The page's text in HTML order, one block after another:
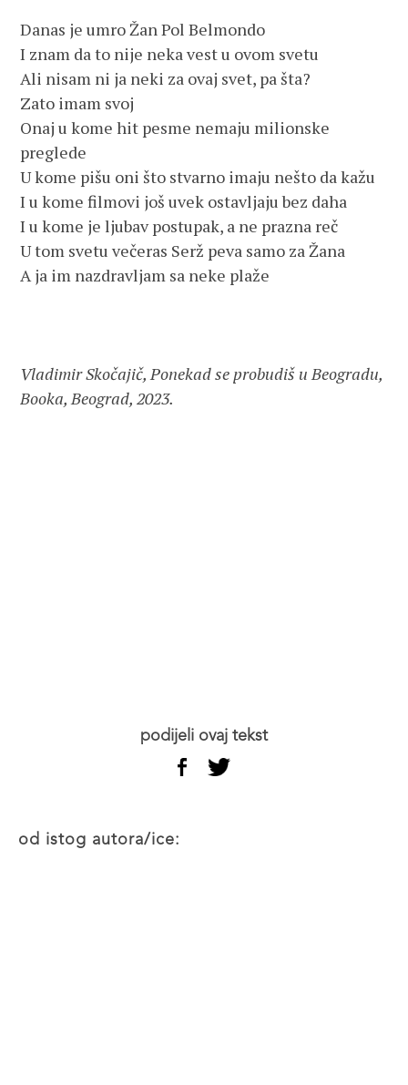
Danas je umro Žan Pol Belmondo
I znam da to nije neka vest u ovom svetu
Ali nisam ni ja neki za ovaj svet, pa šta?
Zato imam svoj
Onaj u kome hit pesme nemaju milionske
preglede
U kome pišu oni što stvarno imaju nešto da kažu
I u kome filmovi još uvek ostavljaju bez daha
I u kome je ljubav postupak, a ne prazna reč
U tom svetu večeras Serž peva samo za Žana
A ja im nazdravljam sa neke plaže
Vladimir Skočajič, Ponekad se probudiš u Beogradu,
Booka, Beograd, 2023.
podijeli ovaj tekst
od istog autora/ice: